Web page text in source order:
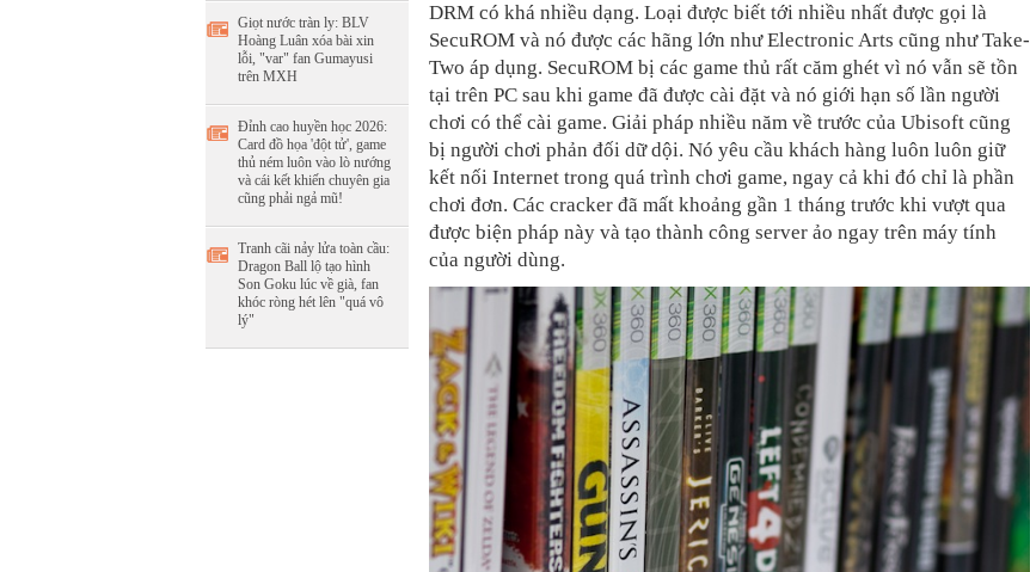
Giọt nước tràn ly: BLV
Hoàng Luân xóa bài xin
lỗi, "var" fan Gumayusi
trên MXH
Đỉnh cao huyền học 2026:
Card đồ họa 'đột tử', game
thủ ném luôn vào lò nướng
và cái kết khiến chuyên gia
cũng phải ngả mũ!
Tranh cãi nảy lửa toàn cầu:
Dragon Ball lộ tạo hình
Son Goku lúc về già, fan
khóc ròng hét lên "quá vô
lý"
DRM có khá nhiều dạng. Loại được biết tới nhiều nhất được gọi là
SecuROM và nó được các hãng lớn như Electronic Arts cũng như Take-
Two áp dụng. SecuROM bị các game thủ rất căm ghét vì nó vẫn sẽ tồn
tại trên PC sau khi game đã được cài đặt và nó giới hạn số lần người
chơi có thể cài game. Giải pháp nhiều năm về trước của Ubisoft cũng
bị người chơi phản đối dữ dội. Nó yêu cầu khách hàng luôn luôn giữ
kết nối Internet trong quá trình chơi game, ngay cả khi đó chỉ là phần
chơi đơn. Các cracker đã mất khoảng gần 1 tháng trước khi vượt qua
được biện pháp này và tạo thành công server ảo ngay trên máy tính
của người dùng.